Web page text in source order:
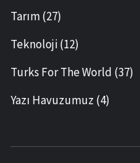
Tarım(27)
Teknoloji(12)
Turks For The World (37)
Yazı Havuzumuz (4)